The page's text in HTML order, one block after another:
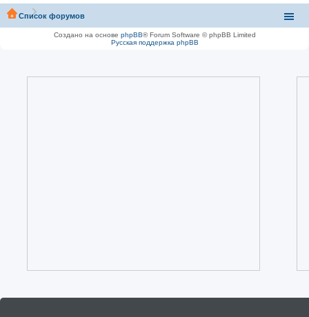
Список форумов
Создано на основе phpBB® Forum Software © phpBB Limited
Русская поддержка phpBB